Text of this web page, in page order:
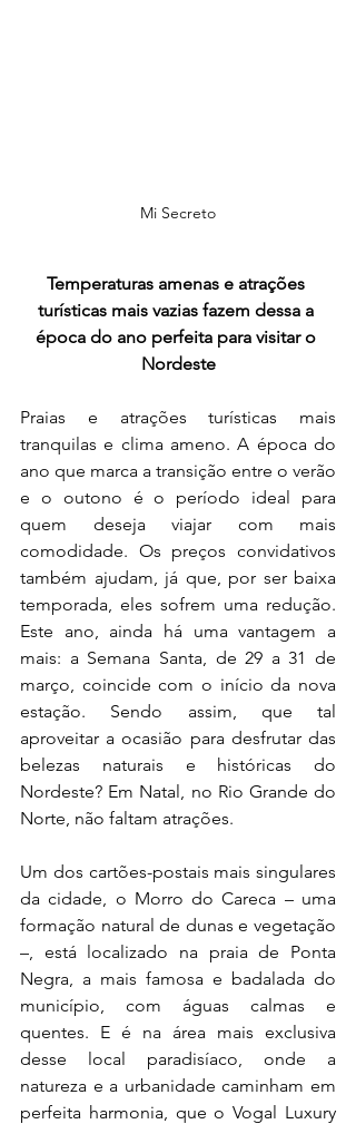
Mi Secreto
Temperaturas amenas e atrações
turísticas mais vazias fazem dessa a
época do ano perfeita para visitar o
Nordeste
Praias e atrações turísticas mais
tranquilas e clima ameno. A época do
ano que marca a transição entre o verão
e o outono é o período ideal para
quem deseja viajar com mais
comodidade. Os preços convidativos
também ajudam, já que, por ser baixa
temporada, eles sofrem uma redução.
Este ano, ainda há uma vantagem a
mais: a Semana Santa, de 29 a 31 de
março, coincide com o início da nova
estação. Sendo assim, que tal
aproveitar a ocasião para desfrutar das
belezas naturais e históricas do
Nordeste? Em Natal, no Rio Grande do
Norte, não faltam atrações.
Um dos cartões-postais mais singulares
da cidade, o Morro do Careca – uma
formação natural de dunas e vegetação
–, está localizado na praia de Ponta
Negra, a mais famosa e badalada do
município, com águas calmas e
quentes. E é na área mais exclusiva
desse local paradisíaco, onde a
natureza e a urbanidade caminham em
perfeita harmonia, que o Vogal Luxury